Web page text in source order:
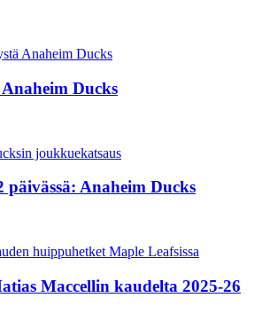
Ducks
päivässä: Anaheim Ducks
Maccellin kaudelta 2025-26